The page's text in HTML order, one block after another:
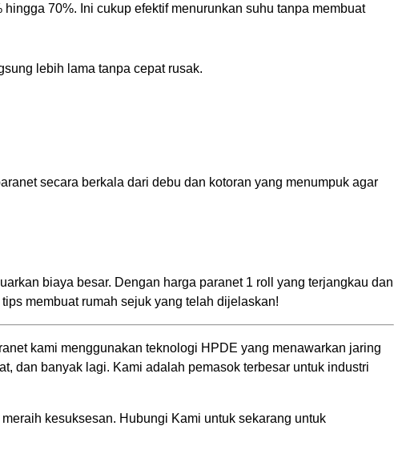
70%. Ini cukup efektif menurunkan suhu tanpa membuat
lebih lama tanpa cepat rusak.
secara berkala dari debu dan kotoran yang menumpuk agar
biaya besar. Dengan harga paranet 1 roll yang terjangkau dan
membuat rumah sejuk yang telah dijelaskan!
kami menggunakan teknologi HPDE yang menawarkan jaring
dan banyak lagi. Kami adalah pemasok terbesar untuk industri
kesuksesan. Hubungi Kami untuk sekarang untuk